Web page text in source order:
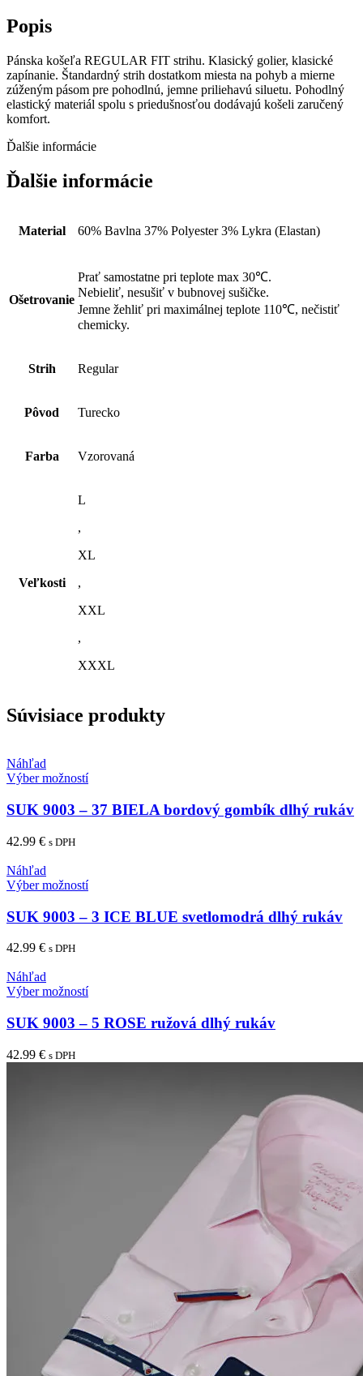
Popis
Pánska košeľa REGULAR FIT strihu. Klasický golier, klasické
zapínanie. Štandardný strih dostatkom miesta na pohyb a mierne
zúženým pásom pre pohodlnú, jemne priliehavú siluetu. Pohodlný
elastický materiál spolu s priedušnosťou dodávajú košeli zaručený
komfort.
Ďalšie informácie
Ďalšie informácie
Material 60% Bavlna 37% Polyester 3% Lykra (Elastan)
Ošetrovanie
Prať samostatne pri teplote max 30℃.
Nebieliť, nesušiť v bubnovej sušičke.
Jemne žehliť pri maximálnej teplote 110℃, nečistiť
chemicky.
Strih Regular
Pôvod Turecko
Farba Vzorovaná
Veľkosti
L
,
XL
,
XXL
,
XXXL
Súvisiace produkty
Náhľad
Výber možnostíTento
má
môžete
vybrať
na
stránke
SUK 9003 – 37 BIELA bordový gombík dlhý rukáv
42.99 € s DPH
Náhľad
Výber možnostíTento
má
viacero
môžete
vybrať
na
stránke
SUK 9003 – 3 ICE BLUE svetlomodrá dlhý rukáv
42.99 € s DPH
Náhľad
Výber možnostíTento
má
viacero
Možnosti
SUK 9003 – 5 ROSE ružová dlhý rukáv
42.99 € s DPH